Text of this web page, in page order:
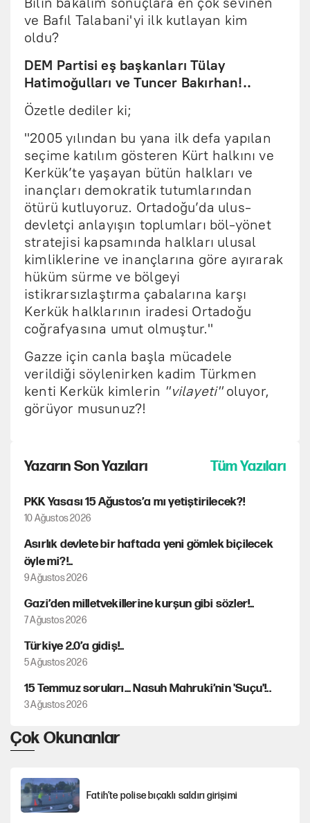
ve Bafıl Talabani'yi ilk kutlayan kim
oldu?
DEM Partisi eş başkanları Tülay
Hatimoğulları ve Tuncer Bakırhan!..
Özetle dediler ki;
"2005 yılından bu yana ilk defa yapılan
seçime katılım gösteren Kürt halkını ve
Kerkük’te yaşayan bütün halkları ve
inançları demokratik tutumlarından
ötürü kutluyoruz. Ortadoğu’da ulus-
devletçi anlayışın toplumları böl-yönet
stratejisi kapsamında halkları ulusal
kimliklerine ve inançlarına göre ayırarak
hüküm sürme ve bölgeyi
istikrarsızlaştırma çabalarına karşı
Kerkük halklarının iradesi Ortadoğu
coğrafyasına umut olmuştur."
Gazze için canla başla mücadele
verildiği söylenirken kadim Türkmen
kenti Kerkük kimlerin "vilayeti"oluyor,
görüyor musunuz?!
Çok Okunanlar
Fatih’te polise bıçaklı saldırı girişimi
Yazarın Son Yazıları Tüm Yazıları
PKK Yasası 15 Ağustos’a mı yetiştirilecek?!
10 Ağustos 2026
Asırlık devlete bir haftada yeni gömlek biçilecek
öyle mi?!..
9 Ağustos 2026
Gazi’den milletvekillerine kurşun gibi sözler!..
7 Ağustos 2026
Türkiye 2.0’a gidiş!..
5 Ağustos 2026
15 Temmuz soruları... Nasuh Mahruki’nin 'Suçu'!..
3 Ağustos 2026